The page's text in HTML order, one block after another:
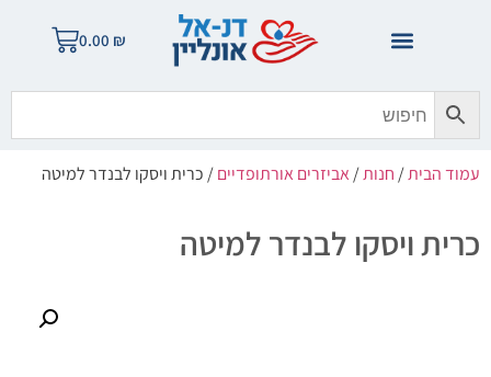
0.00 ₪
עמוד הבית/חנות/אביזרים אורתופדיים/ כרית ויסקו לבנדר למיטה
כרית ויסקו לבנדר למיטה